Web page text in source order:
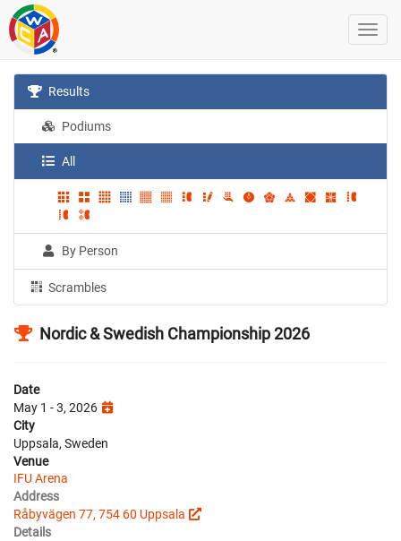
Results
Podiums
All
By Person
Scrambles
Nordic & Swedish Championship 2026
Date
May 1 - 3, 2026
City
Uppsala, Sweden
Venue
IFU Arena
Address
Råbyvägen 77, 754 60 Uppsala
Details